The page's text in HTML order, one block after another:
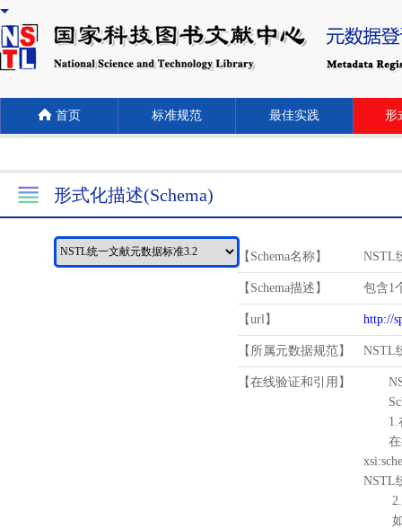
首页 标准规范 最佳实践 形
形式化描述(Schema)
【Schema名称】 NSTL
【Schema描述】 包含1
【url】 http://
【所属元数据规范】 NSTL
【在线验证和引用】
1.
在待
NSTL
2.
如需